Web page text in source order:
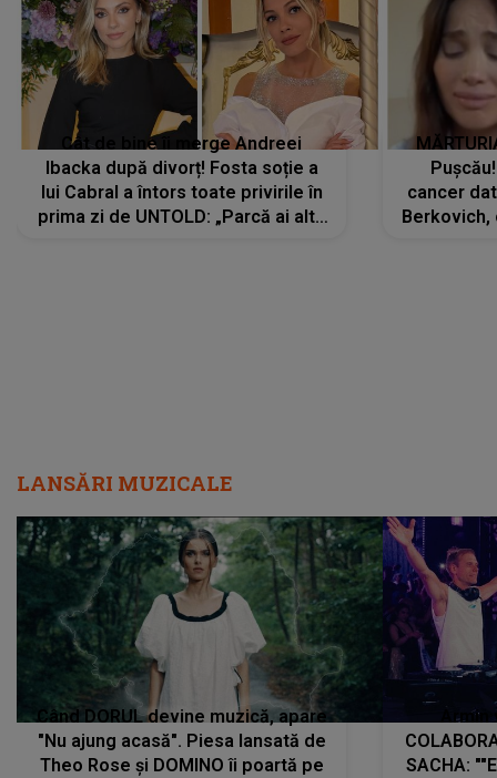
Cât de bine îi merge Andreei
Ibacka după divorț! Fosta soție a
lui Cabral a întors toate privirile în
prima zi de UNTOLD: „Parcă ai altă
cancer
Berkovich,
LANSĂRI MUZICALE
Când DORUL devine muzică, apare
"Nu ajung acasă". Piesa lansată de
Theo Rose și DOMINO îi poartă pe
SACHA: